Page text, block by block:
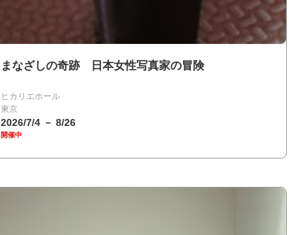
まなざしの奇跡 日本女性写真家の冒険
ヒカリエホール
東京
2026/7/4 － 8/26
開催中